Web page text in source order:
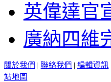
英偉達官
廣納四維
關於我們 | 聯絡我們 | 編輯資訊
站地圖